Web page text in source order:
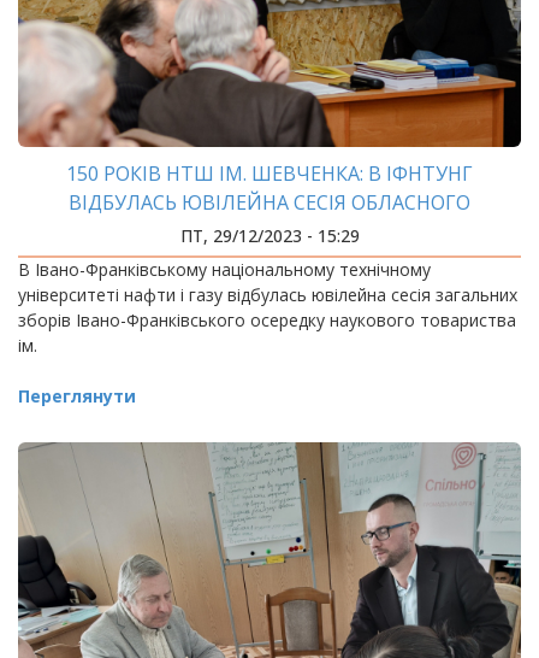
150 РОКІВ НТШ ІМ. ШЕВЧЕНКА: В ІФНТУНГ
ВІДБУЛАСЬ ЮВІЛЕЙНА СЕСІЯ ОБЛАСНОГО
ОСЕРЕДКУ
ПТ, 29/12/2023 - 15:29
В Івано-Франківському національному технічному
університеті нафти і газу відбулась ювілейна сесія загальних
зборів Івано-Франківського осередку наукового товариства
ім.
Переглянути